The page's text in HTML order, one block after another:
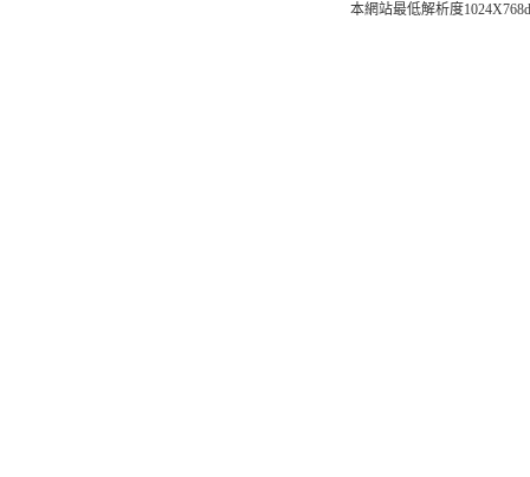
本網站最低解析度